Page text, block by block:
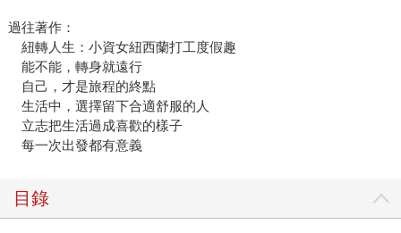
過往著作：
紐轉人生：小資女紐西蘭打工度假趣
能不能，轉身就遠行
自己，才是旅程的終點
生活中，選擇留下合適舒服的人
立志把生活過成喜歡的樣子
每一次出發都有意義
目錄